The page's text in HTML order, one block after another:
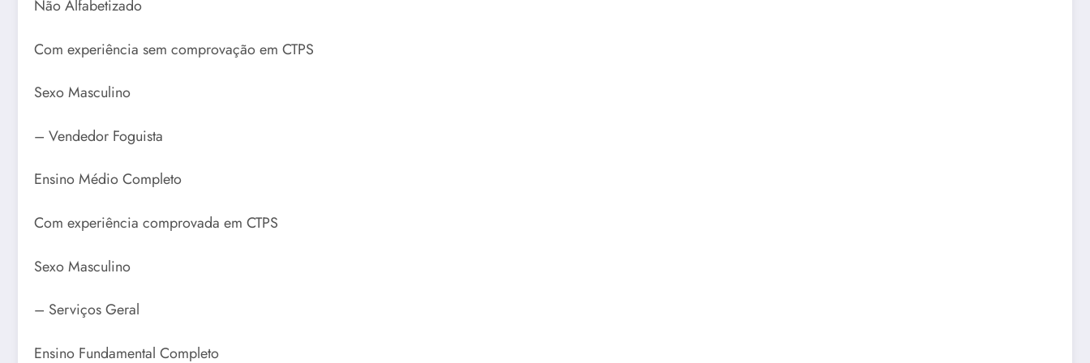
Não Alfabetizado
Com experiência sem comprovação em CTPS
Sexo Masculino
– Vendedor Foguista
Ensino Médio Completo
Com experiência comprovada em CTPS
Sexo Masculino
– Serviços Geral
Ensino Fundamental Completo